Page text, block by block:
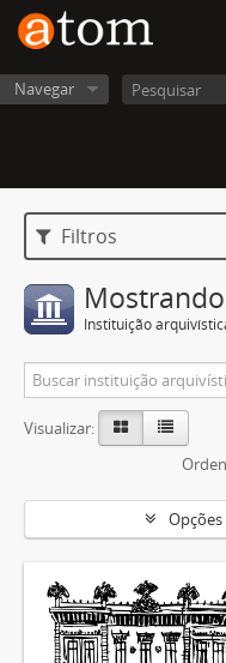
Navegar
Filtros
Instituição
Visualizar: